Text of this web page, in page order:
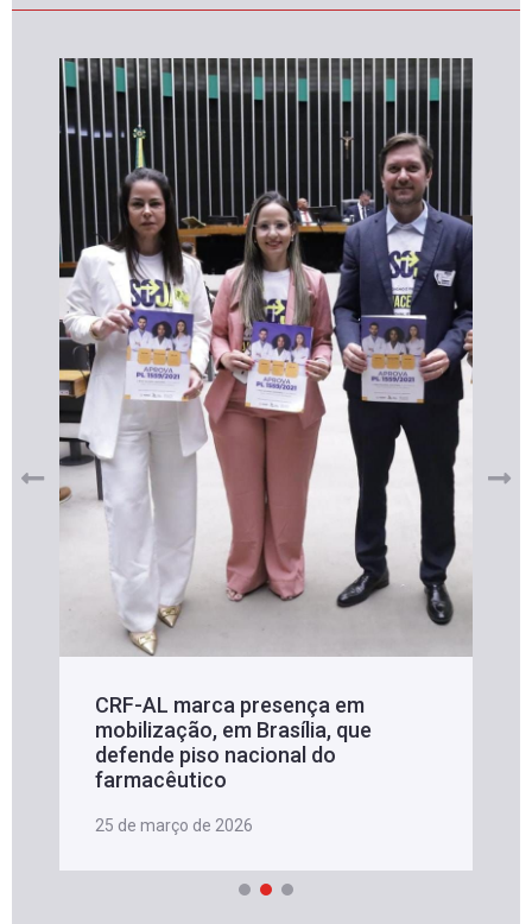
CRF-AL marca presença em
mobilização, em Brasília, que
defende piso nacional do
farmacêutico
25 de março de 2026